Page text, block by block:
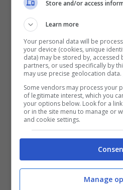
in negativo di questo
ammette di avere
microfoni di Striscia.
quanto fatto,
nervi in quanto
a morderlo dopo avere
suoi figli.
Se vuoi seguire tutte
nostra redazione in
QUI
Store and/or access
Learn more
Your personal data will be
your device (cookies, unique
data) may be stored by, accessed
partners, or used specifically by
may use precise geolocation data.
Some vendors may process your
of legitimate interest, which you
your options below. Look for a
or in the site menu to manage or
and cookie settings.
Manage